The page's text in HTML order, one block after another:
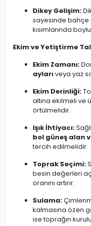
Dikey Gelişim:
sayesinde bahçe
kısımlarında
Ekim ve Yetiştirme
Ekim Zamanı:
aylarıveya yaz
Ekim Derinliği:
altına ekilmeli ve
örtülmelidir.
Işık İhtiyacı:
bol güneş alan
tercih edilmelidir.
Toprak Seçimi:
besin değerleri
oranını artırır.
Sulama:
kalmasına özen
ise toprağın